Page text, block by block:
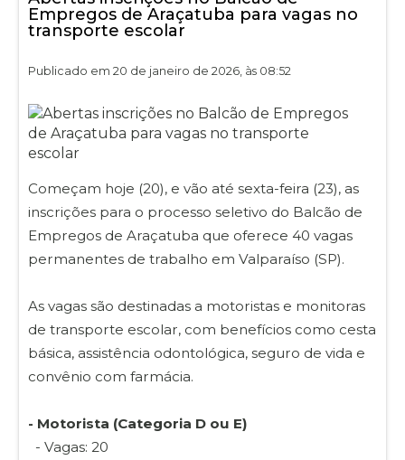
Empregos de Araçatuba para vagas no
transporte escolar
Publicado em 20 de janeiro de 2026, às 08:52
Começam hoje (20), e vão até sexta-feira (23), as
inscrições para o processo seletivo do Balcão de
Empregos de Araçatuba que oferece 40 vagas
permanentes de trabalho em Valparaíso (SP).
As vagas são destinadas a motoristas e monitoras
de transporte escolar, com benefícios como cesta
básica, assistência odontológica, seguro de vida e
convênio com farmácia.
- Motorista (Categoria D ou E)
- Vagas: 20